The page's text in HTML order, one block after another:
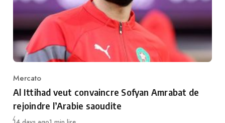
Category
Mercato
Al Ittihad veut convaincre Sofyan Amrabat de
rejoindre l’Arabie saoudite